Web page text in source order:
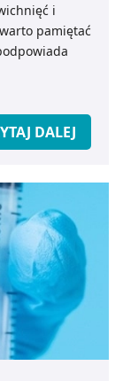
i
pamiętać
DALEJ